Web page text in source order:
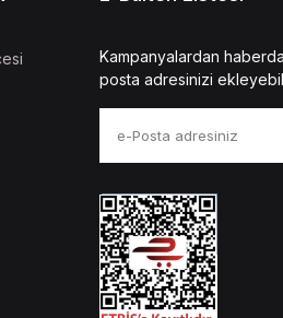
Kampanyalardan
posta adresinizi